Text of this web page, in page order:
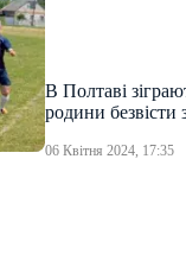
В Полтаві
родини безвісти
06 Квітня 2024, 17:35